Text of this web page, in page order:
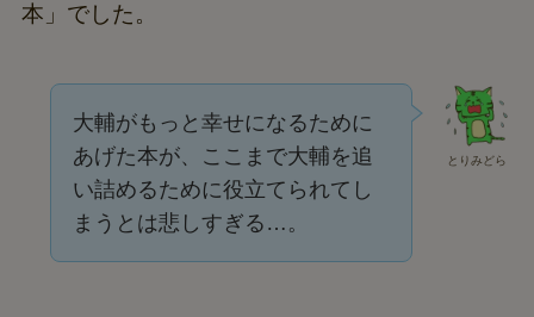
本」でした。
とりみどら
大輔がもっと幸せになるために
あげた本が、ここまで大輔を追
い詰めるために役立てられてし
まうとは悲しすぎる…。